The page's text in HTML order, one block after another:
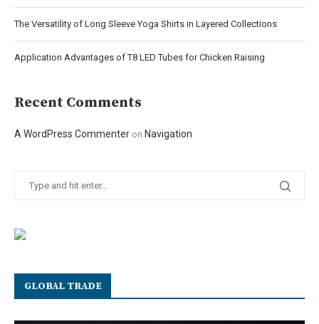
The Versatility of Long Sleeve Yoga Shirts in Layered Collections
Application Advantages of T8 LED Tubes for Chicken Raising
Recent Comments
A WordPress Commenter on Navigation
GLOBAL TRADE